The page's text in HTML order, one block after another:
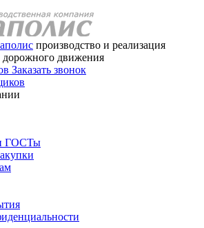
производство и реализация
дорожного движения
Заказать звонок
ГОСТы